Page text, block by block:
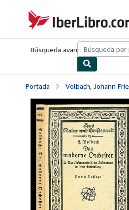
IberLibro.com
Búsqueda avanzadaColecciones
Portada Volbach, Johann